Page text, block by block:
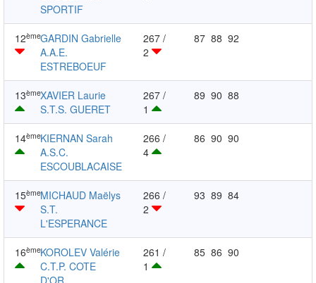
SPORTIF
12èmeGARDIN Gabrielle
A.A.E.
ESTREBOEUF
267 /
2
87 88 92
13èmeXAVIER Laurie
S.T.S. GUERET
267 /
1
89 90 88
14èmeKIERNAN Sarah
A.S.C.
ESCOUBLACAISE
266 /
4
86 90 90
15èmeMICHAUD Maëlys
S.T.
L'ESPERANCE
266 /
2
93 89 84
16èmeKOROLEV Valérie
C.T.P. COTE
D'OR
261 /
1
85 86 90